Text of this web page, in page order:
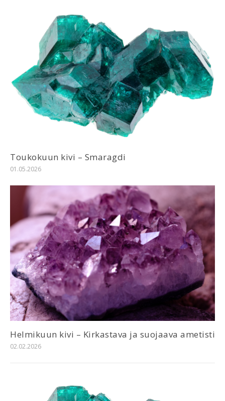
Toukokuun kivi – Smaragdi
01.05.2026
Helmikuun kivi – Kirkastava ja suojaava ametisti
02.02.2026